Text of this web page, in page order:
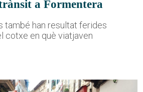
a Formentera
també han resultat ferides
cotxe en què viatjaven